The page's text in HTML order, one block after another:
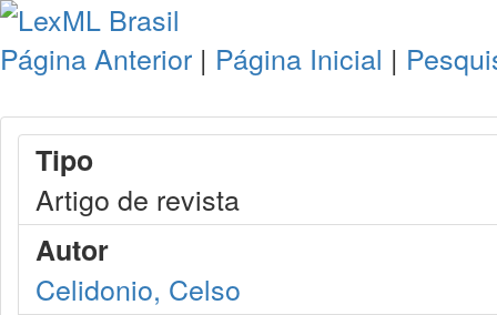
Página Anterior | Página Inicial |
Tipo
Artigo de revista
Autor
Celidonio, Celso